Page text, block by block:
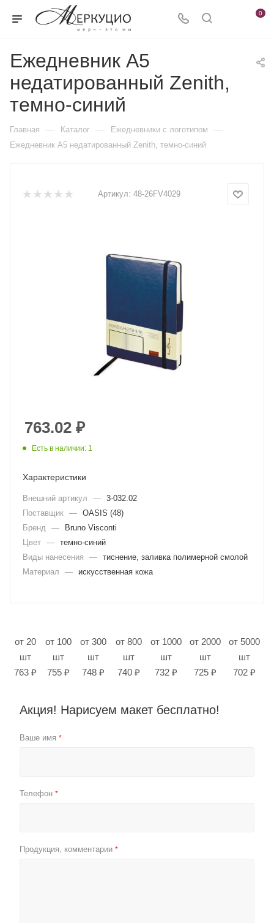
0
Ежедневник А5
недатированный Zenith,
темно-синий
Главная — Каталог — Ежедневники c логотипом —
Ежедневник А5 недатированный Zenith, темно-синий
Артикул: 48-26FV4029
763.02 ₽
Есть в наличии: 1
Характеристики
Внешний артикул — 3-032.02
Поставщик — OASIS (48)
Бренд
—
Bruno Visconti
Цвет — темно-синий
Виды нанесения
— тиснение, заливка полимерной смолой
Материал
— искусственная кожа
от 20
шт
763 ₽
от 100
шт
755 ₽
от 300
шт
748 ₽
от 800
шт
740 ₽
от 1000
шт
732 ₽
от 2000
шт
725 ₽
от 5000
шт
702 ₽
Акция! Нарисуем макет бесплатно!
Ваше имя *
Телефон *
Продукция, комментарии *